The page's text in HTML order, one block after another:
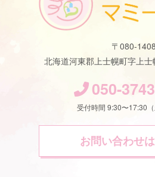
〒080-1408
北海道河東郡上士幌町字上
050-
受付時間 9:30〜17:30（
お問い合わせ